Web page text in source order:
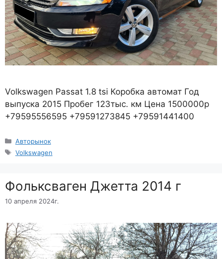
Volkswagen Passat 1.8 tsi Коробка автомат Год
выпуска 2015 Пробег 123тыс. км Цена 1500000р
+79595556595 +79591273845 +79591441400
Рубрики
Авторынок
Метки
Volkswagen
Фольксваген Джетта 2014 г
10 апреля 2024г.